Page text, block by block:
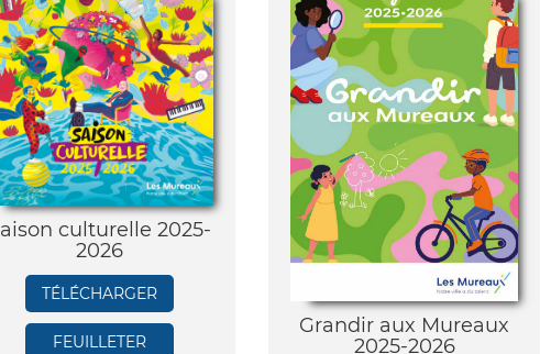
culturelle 2025-
2026
Grandir aux Mureaux
2025-2026